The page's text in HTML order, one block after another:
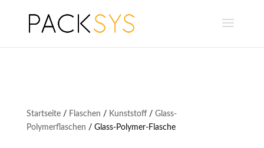
Startseite/ Flaschen / Kunststoff/ Glass-
Polymerflaschen / Glass-Polymer-Flasche